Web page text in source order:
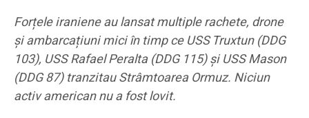
Forțele iraniene au lansat multiple rachete, drone
și ambarcațiuni mici în timp ce USS Truxtun (DDG
103), USS Rafael Peralta (DDG 115) și USS Mason
(DDG 87) tranzitau Strâmtoarea Ormuz. Niciun
activ american nu a fost lovit.